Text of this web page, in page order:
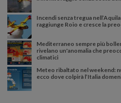
Incendi senza tregua
raggiunge Roio e cresce la
Mediterraneo sempre più
rivelano un'anomalia che
climatici
Meteo ribaltato nel weekend:
ecco dove colpirà l’Italia